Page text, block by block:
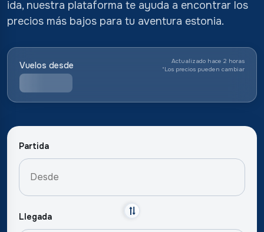
ida, nuestra plataforma te ayuda a encontrar los
precios más bajos para tu aventura estonia.
Vuelos desde
Actualizado hace 2 horas
*Los precios pueden cambiar
Partida
Llegada